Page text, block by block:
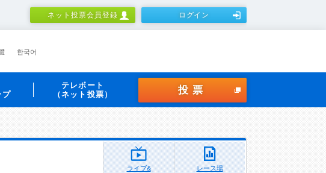
ネット投票会員登録 ログイン
한국어
プ
テレボート
（ネット投票）
投票
ライブ&
レース場